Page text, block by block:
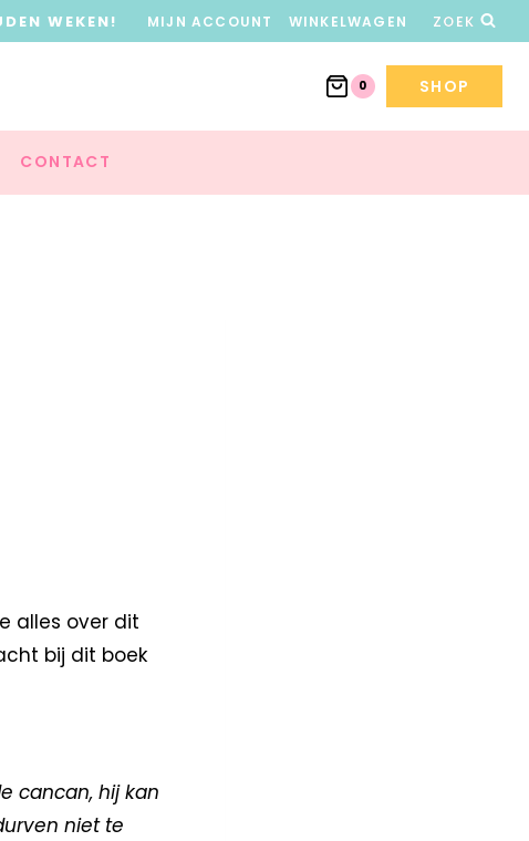
WEKEN! MIJN ACCOUNT WINKELWAGEN ZOEK
0 SHOP
CONTACT
alles over dit
bij dit boek
cancan, hij kan
niet te